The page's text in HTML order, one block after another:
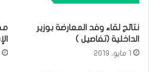
نتائج لقاء وفد المعارضة بوزير
الداخلية (تفاصيل )
1 مايو، 2019